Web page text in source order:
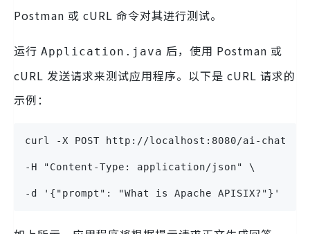
Postman 或 cURL 命令对其进行测试。
运行 Application.java 后，使用 Postman 或
cURL 发送请求来测试应用程序。以下是 cURL 请求的
示例：
curl -X POST http://localhost:8080/ai-chat \
-H "Content-Type: application/json" \
-d '{"prompt": "What is Apache APISIX?"}'